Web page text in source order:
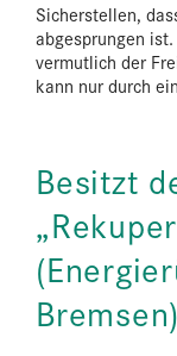
Sicherstellen,
abgesprungen
vermutlich der
kann nur durch
Besitzt